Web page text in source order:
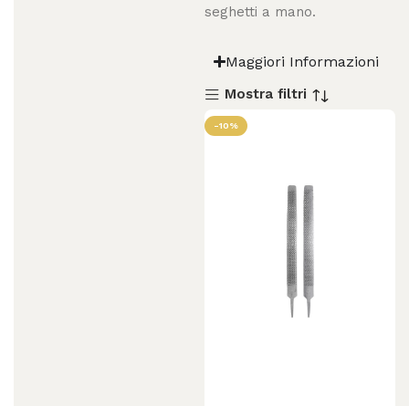
seghetti a mano.
Maggiori Informazioni
Mostra filtri
-10%